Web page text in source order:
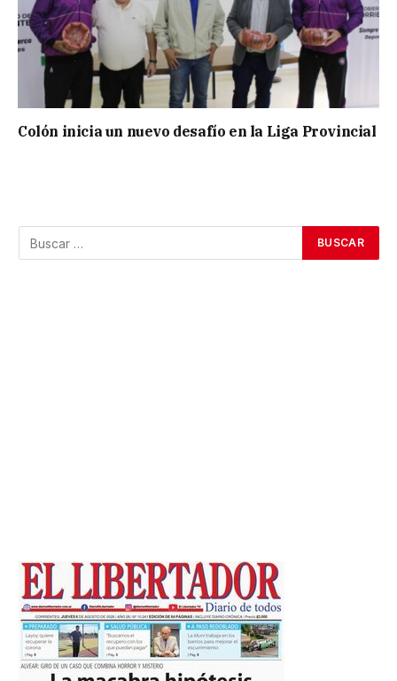
Colón inicia un nuevo desafío en la Liga Provincial